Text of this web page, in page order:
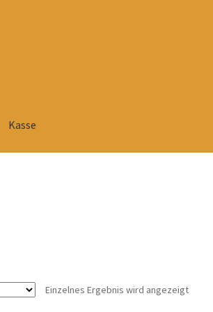
Kasse
Einzelnes Ergebnis wird angezeigt